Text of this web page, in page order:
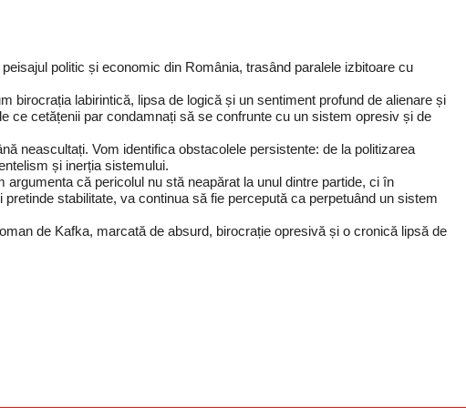
politic și economic din România, trasând paralele izbitoare cu
birocrația labirintică, lipsa de logică și un sentiment profund de alienare și
ce cetățenii par condamnați să se confrunte cu un sistem opresiv și de
neascultați. Vom identifica obstacolele persistente: de la politizarea
și inerția sistemului.
că pericolul nu stă neapărat la unul dintre partide, ci în
stabilitate, va continua să fie percepută ca perpetuând un sistem
de Kafka, marcată de absurd, birocrație opresivă și o cronică lipsă de